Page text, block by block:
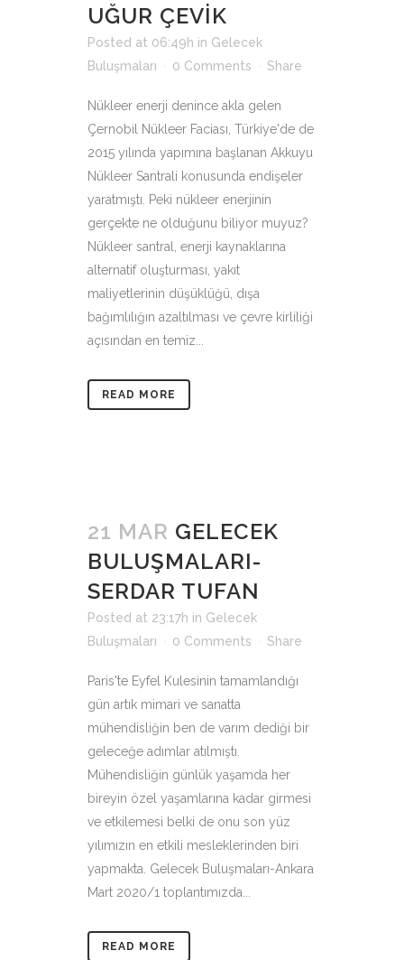
UĞUR ÇEVİK
Posted at 06:49h in Gelecek
Buluşmaları
0 Comments Share
Nükleer enerji denince akla gelen
Çernobil Nükleer Faciası, Türkiye'de de
2015 yılında yapımına başlanan Akkuyu
Nükleer Santrali konusunda endişeler
yaratmıştı. Peki nükleer enerjinin
gerçekte ne olduğunu biliyor muyuz?
Nükleer santral, enerji kaynaklarına
alternatif oluşturması, yakıt
maliyetlerinin düşüklüğü, dışa
bağımlılığın azaltılması ve çevre kirliliği
açısından en temiz...
READ MORE
21 MAR GELECEK
BULUŞMALARI-
SERDAR TUFAN
Posted at 23:17h in Gelecek
Buluşmaları
0 Comments Share
Paris'te Eyfel Kulesinin tamamlandığı
gün artık mimari ve sanatta
mühendisliğin ben de varım dediği bir
geleceğe adımlar atılmıştı.
Mühendisliğin günlük yaşamda her
bireyin özel yaşamlarına kadar girmesi
ve etkilemesi belki de onu son yüz
yılımızın en etkili mesleklerinden biri
yapmakta. Gelecek Buluşmaları-Ankara
Mart 2020/1 toplantımızda...
READ MORE